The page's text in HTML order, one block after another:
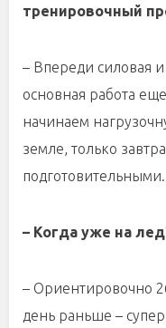
тренировочный
– Впереди силовая
основная работа
начинаем
земле, только
подготовительными.
– Когда уже на
– Ориентировочно
день раньше –